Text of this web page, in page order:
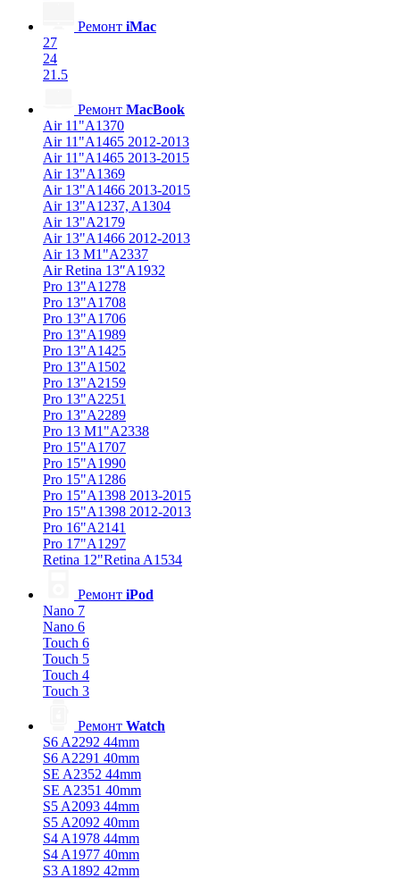
Ремонт iMac
27
24
21.5
Ремонт MacBook
Air 11"A1370
Air 11"A1465 2012-2013
Air 11"A1465 2013-2015
Air 13"A1369
Air 13"A1466 2013-2015
Air 13"A1237, A1304
Air 13"A2179
Air 13"A1466 2012-2013
Air 13 M1"A2337
Air Retina 13″A1932
Pro 13"A1278
Pro 13"A1708
Pro 13"A1706
Pro 13"A1989
Pro 13"A1425
Pro 13"A1502
Pro 13"A2159
Pro 13"A2251
Pro 13"A2289
Pro 13 M1"A2338
Pro 15"A1707
Pro 15"A1990
Pro 15"A1286
Pro 15"A1398 2013-2015
Pro 15"A1398 2012-2013
Pro 16"A2141
Pro 17"A1297
Retina 12"Retina A1534
Ремонт iPod
Nano 7
Nano 6
Touch 6
Touch 5
Touch 4
Touch 3
Ремонт Watch
S6 A2292 44mm
S6 A2291 40mm
SE A2352 44mm
SE A2351 40mm
S5 A2093 44mm
S5 A2092 40mm
S4 A1978 44mm
S4 A1977 40mm
S3 A1892 42mm